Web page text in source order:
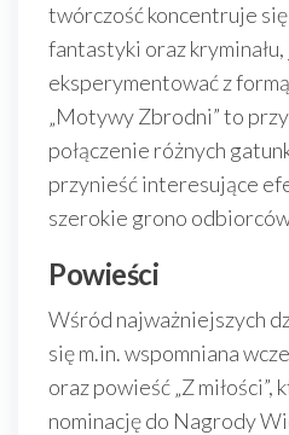
twórczość koncentruje
fantastyki oraz
eksperymentować z
„Motywy Zbrodni” to
połączenie różnych
przynieść interesujące
szerokie grono
Powieści
Wśród najważniejszych
się m.in. wspomniana
oraz powieść „Z miłości”,
nominację do Nagrody